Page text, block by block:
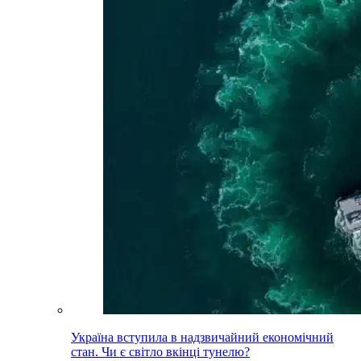
Україна вступила в надзвичайний економічний
стан. Чи є світло вкінці тунелю?